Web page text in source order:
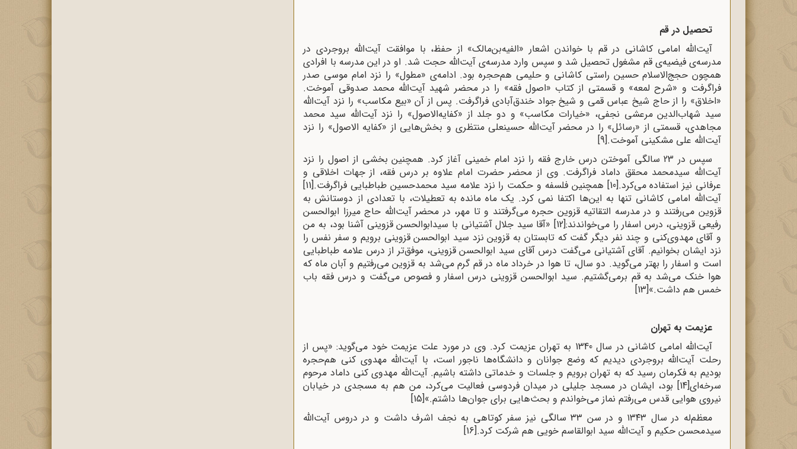
تحصیل در قم
آیت‌الله امامی کاشانی در قم‌ با خواندن‌ اشعار «الفیه‌بن‌مالک‌» از حفظ‌، با موافقت‌ آیت‌الله بروجردی‌ در
مدرسه‌ی‌ فیضیه‌ی‌ قم‌ مشغول‌ تحصیل‌ شد و سپس‌ وارد مدرسه‌ی‌ آیت‌الله حجت‌ شد. او در این‌ مدرسه‌ با افرادی‌
همچون‌ حجج‌الاسلام‌ حسین راستی‌ کاشانی‌ و حلیمی‌ هم‌حجره‌ بود. ادامه‌ی‌ «مطول‌» را نزد امام موسی‌ صدر
فراگرفت‌ و «شرح‌ لمعه‌» و قسمتی‌ از کتاب‌ «اصول‌ فقه‌» را در محضر شهید آیت‌الله محمد صدوقی‌ آموخت‌.
«اخلاق» را از حاج‌ شیخ‌ عباس‌ قمی‌ و شیخ‌ جواد خندق‌آبادی‌ فراگرفت‌. پس‌ از آن‌ «بیع‌ مکاسب‌» را نزد آیت‌الله
سید شهاب‌الدین‌ مرعشی‌ نجفی‌، «خیارات‌ مکاسب‌» و دو جلد از «کفایه‌الاصول‌» را نزد آیت‌الله سید محمد
مجاهدی‌، قسمتی‌ از «رسائل‌» را در محضر آیت‌الله حسینعلی‌ منتظری‌ و بخش‌هایی‌ از «کفایه‌ الاصول‌» را نزد
آیت‌الله علی‌ مشکینی‌ آموخت‌.[9]
سپس‌ در 23 سالگی‌ آموختن‌ درس‌ خارج‌ فقه‌ را نزد امام‌ خمینی‌ آغاز کرد. همچنین بخشی‌ از اصول‌ را نزد
آیت‌الله سیدمحمد محقق‌ داماد فراگرفت‌. وی‌ از محضر حضرت‌ امام‌ علاوه‌ بر درس‌ فقه‌، از جهات‌ اخلاقی‌ و
عرفانی‌ نیز استفاده‌ می‌کرد.[10] همچنین‌ فلسفه‌ و حکمت‌ را نزد علامه‌ سید محمدحسین طباطبایی‌ فراگرفت‌.[11]
آیت‌الله امامی کاشانی تنها به این‌ها اکتفا نمی کرد. یک ماه مانده به تعطیلات، با تعدادی از دوستانش به
قزوین می‌رفتند و در مدرسه التقاتیه قزوین حجره می‌گرفتند و تا مهر، در محضر آیت‌الله حاج میرزا ابوالحسن
رفیعی قزوینی، درس اسفار را می‌خواندند:[12]
«آقا سید جلال آشتیانی با سیدابوالحسن قزوینی آشنا بود، به من
و آقای مهدوی‌کنی و چند نفر دیگر گفت که تابستان به قزوین نزد سید ابوالحسن قزوینی برویم و سفر نفس را
نزد ایشان بخوانیم. آقای آشتیانی می‌گفت درس آقای سید ابوالحسن قزوینی، موفق‌تر از درس علامه طباطبایی
است و اسفار را بهتر می‌گوید. دو سال، تا هوا در خرداد ماه در قم گرم می‌شد به قزوین می‌رفتیم و آبان ماه که
هوا خنک می‌شد به قم برمی‌گشتیم. سید ابوالحسن قزوینی درس اسفار و فصوص می‌گفت و درس فقه باب
خمس هم داشت.»[13]
عزیمت به تهران
آیت‌الله امامی کاشانی در سال 1340 به تهران عزیمت کرد. وی در مورد علت عزیمت خود می‌گوید: «پس از
رحلت آیت‌الله بروجردی دیدیم که وضع جوانان و دانشگاه‌ها ناجور است، با آیت‌الله مهدوی کنی هم‌حجره
بودیم به فکرمان رسید که به تهران برویم و جلسات و خدماتی داشته باشیم. آیت‌الله مهدوی کنی داماد مرحوم
سرخه‌ای[14]
بود، ایشان در مسجد جلیلی در میدان فردوسی فعالیت می‌کرد، من هم به مسجدی در خیابان
نیروی هوایی قدس می‌رفتم نماز می‌خواندم و بحث‌هایی برای جوان‌ها داشتم.»[15]
معظم‌له در سال ۱۳۴۳ و در سن ۳۳ سالگی نیز سفر کوتاهی به نجف اشرف داشت و در دروس آیت‌الله
سیدمحسن حکیم و آیت‌الله سید ابوالقاسم خویی هم شرکت کرد.[16]